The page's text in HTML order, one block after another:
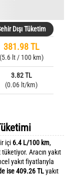
Dışı Tüketim
381.98 TL
(5.6 lt / 100 km)
3.82 TL
(0.06 lt/km)
içi 6.4 L/100 km,
tüketiyor. Aracın yakıt
yakıt fiyatlarıyla
ise 409.26 TLyakıt